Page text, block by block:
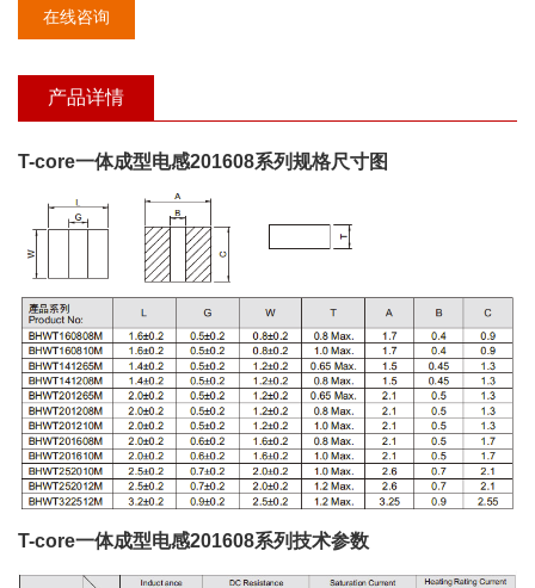
在线咨询
产品详情
T-core一体成型电感201608系列规格尺寸图
T-core一体成型电感201608系列技术参数